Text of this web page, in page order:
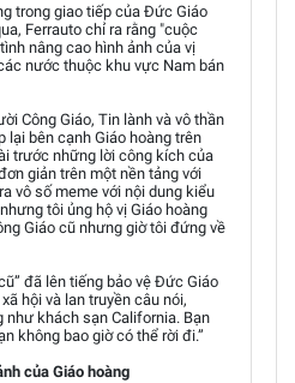
trong giao tiếp của Đức Giáo
Ferrauto chỉ ra rằng "cuộc
nâng cao hình ảnh của vị
nước thuộc khu vực Nam bán
Công Giáo, Tin lành và vô thần
lại bên cạnh Giáo hoàng trên
trước những lời công kích của
giản trên một nền tảng với
vô số meme với nội dung kiểu
tôi ủng hộ vị Giáo hoàng
Giáo cũ nhưng giờ tôi đứng về
đã lên tiếng bảo vệ Đức Giáo
hội và lan truyền câu nói,
như khách sạn California. Bạn
không bao giờ có thể rời đi.”
của Giáo hoàng